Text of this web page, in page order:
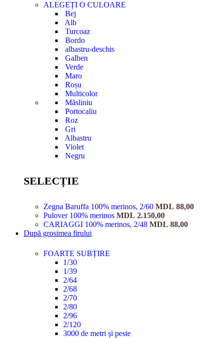
ALEGEȚI O CULOARE
Bej
Alb
Turcoaz
Bordo
albastru-deschis
Galben
Verde
Maro
Roșu
Multicolor
Măsliniu
Portocaliu
Roz
Gri
Albastru
Violet
Negru
SELECȚIE
Zegna Baruffa 100% merinos, 2/60 MDL 88,00
Pulover 100% merinos MDL 2.150,00
CARIAGGI 100% merinos, 2/48 MDL 88,00
După grosimea firului
FOARTE SUBȚIRE
1/30
1/39
2/64
2/68
2/70
2/80
2/96
2/120
3000 de metri și peste